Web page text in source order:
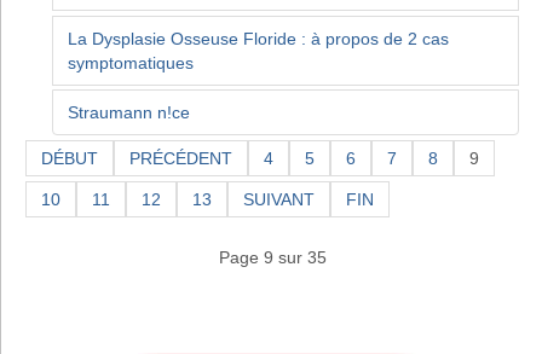
La Dysplasie Osseuse Floride : à propos de 2 cas
symptomatiques
Straumann n!ce
DÉBUT PRÉCÉDENT 4 5 6 7 8 9
10 11 12 13 SUIVANT FIN
Page 9 sur 35